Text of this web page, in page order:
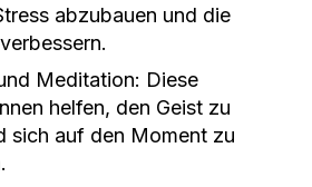
abzubauen und die
Meditation: Diese
helfen, den Geist zu
sich auf den Moment zu